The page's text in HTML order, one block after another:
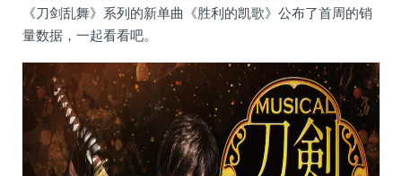
《刀剑乱舞》系列的新单曲《胜利的凯歌》公布了首周的销
量数据，一起看看吧。